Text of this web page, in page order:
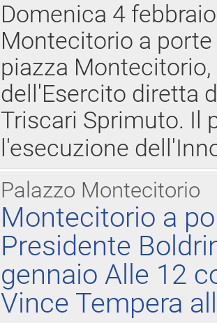
Domenica 4
Montecitorio a
piazza
dell'Esercito diretta
Triscari Sprimuto. Il
l'esecuzione
Palazzo Montecitorio
Montecitorio a
Presidente
gennaio Alle 12
Vince Tempera